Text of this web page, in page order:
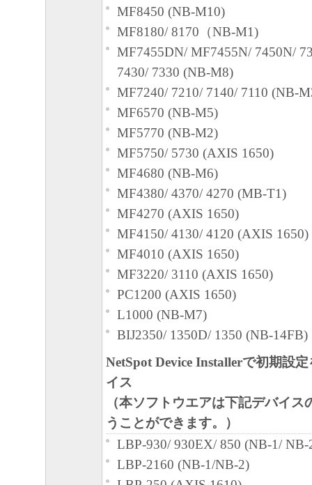
MF8450 (NB-M10)
MF8180/ 8170（NB-M1)
MF7455DN/ MF7455N/ 7450N/
7430/ 7330 (NB-M8)
MF7240/ 7210/ 7140/ 7110 (NB-
MF6570 (NB-M5)
MF5770 (NB-M2)
MF5750/ 5730 (AXIS 1650)
MF4680 (NB-M6)
MF4380/ 4370/ 4270 (MB-T1)
MF4270 (AXIS 1650)
MF4150/ 4130/ 4120 (AXIS 1650)
MF4010 (AXIS 1650)
MF3220/ 3110 (AXIS 1650)
PC1200 (AXIS 1650)
L1000 (NB-M7)
BIJ2350/ 1350D/ 1350 (NB-14FB)
NetSpot Device Installerで初期設
イス
（本ソフトウエアは下記デバイス
うことができます。）
LBP-930/ 930EX/ 850 (NB-1/ NB-
LBP-2160 (NB-1/NB-2)